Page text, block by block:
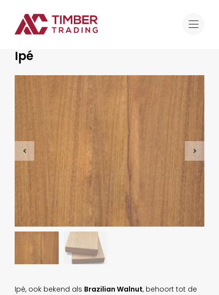
Aanbod Ipé
Ipé
Ipé, ook bekend als Brazilian Walnut, behoort tot de